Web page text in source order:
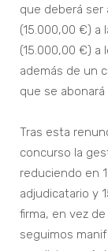
que deberá ser
(15.000,00 €) a
(15.000,00 €) a
además de un
que se
Tras esta
concurso la
reduciendo en
adjudicatario y
firma, en vez
seguimos